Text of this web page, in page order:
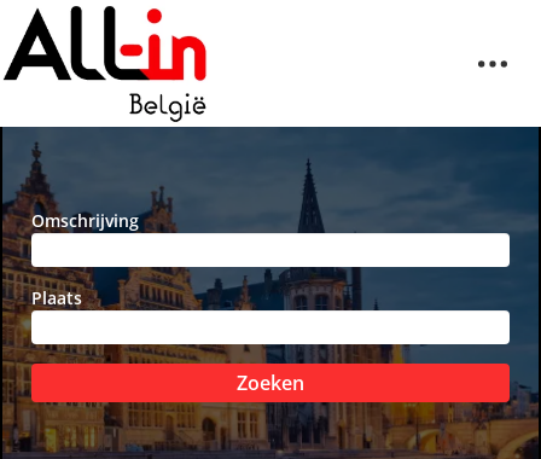
Omschrijving
Plaats
Zoeken